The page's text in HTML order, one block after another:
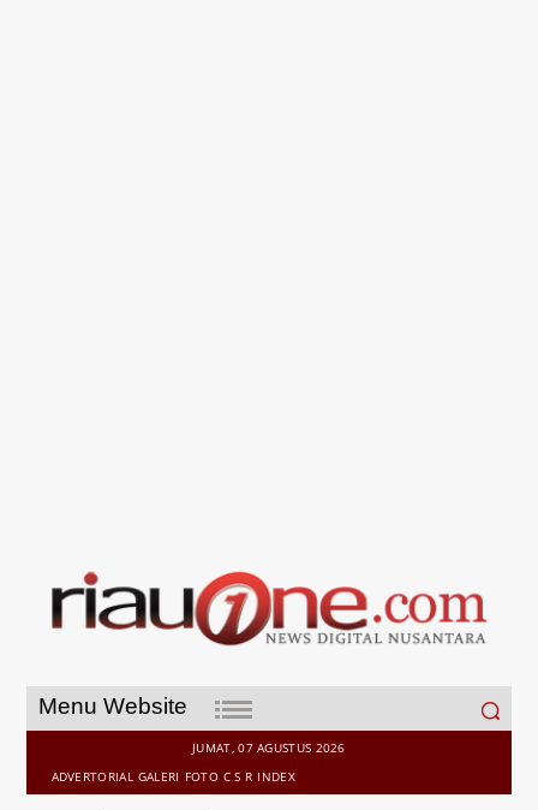
Menu Website
Search
for:
JUMAT, 07 AGUSTUS 2026
ADVERTORIAL GALERI FOTO C S R INDEX